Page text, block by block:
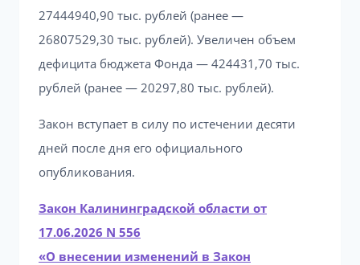
27444940,90 тыс. рублей (ранее —
26807529,30 тыс. рублей). Увеличен объем
дефицита бюджета Фонда — 424431,70 тыс.
рублей (ранее — 20297,80 тыс. рублей).
Закон вступает в силу по истечении десяти
дней после дня его официального
опубликования.
Закон Калининградской области от
17.06.2026 N 556
«О внесении изменений в Закон